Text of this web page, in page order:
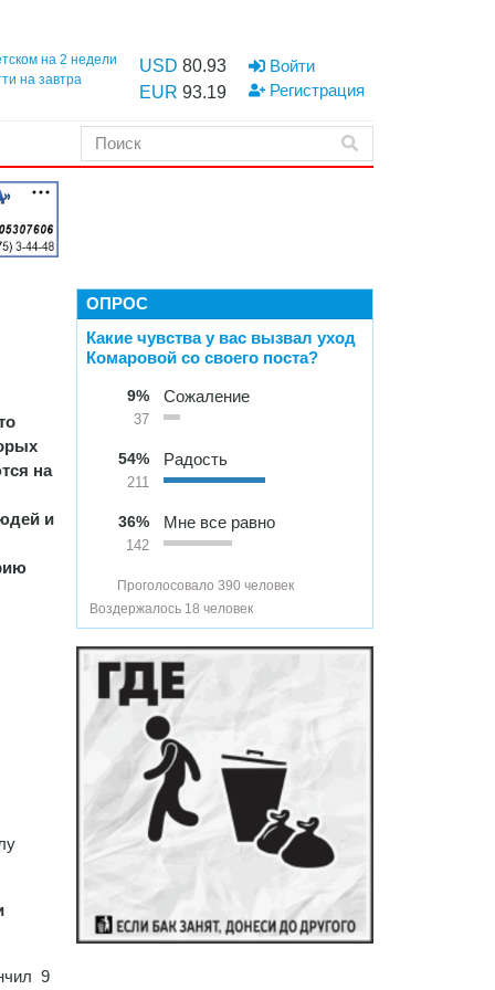
на 2 недели
на завтра
USD 80.93
EUR 93.19
Войти
Регистрация
на
и
9
ОПРОС
Какие чувства у вас вызвал уход
Комаровой со своего поста?
9%
37
Сожаление
54%
211
Радость
36%
142
Мне все равно
Проголосовало 390 человек
Воздержалось 18 человек